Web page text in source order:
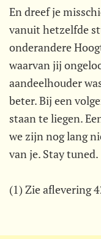
En dreef je
vanuit hetzelfde
onderandere
waarvan jij
aandeelhouder
beter. Bij een
staan te liegen.
we zijn nog lang
van je. Stay tuned.
(1) Zie aflevering